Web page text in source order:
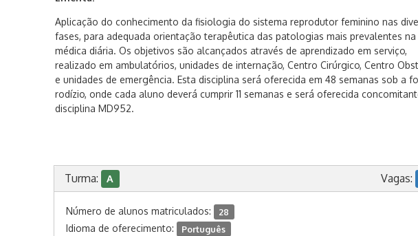
Aplicação do conhecimento da fisiologia do sistema reprodutor feminino nas
fases, para adequada orientação terapêutica das patologias mais prevalentes na
médica diária. Os objetivos são alcançados através de aprendizado em serviço,
realizado em ambulatórios, unidades de internação, Centro Cirúrgico, Centro
e unidades de emergência. Esta disciplina será oferecida em 48 semanas sob a
rodízio, onde cada aluno deverá cumprir 11 semanas e será oferecida
disciplina MD952.
Turma: A Vagas:
Número de alunos matriculados: 28
Idioma de oferecimento: Português